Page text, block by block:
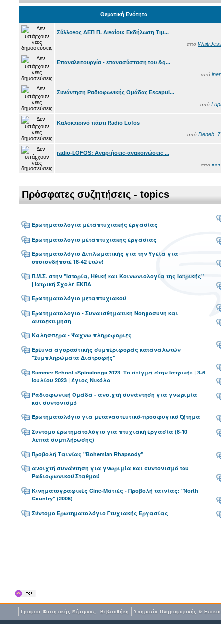
Θεματική Ενότητα
Σύλλογος ΔΕΠ Π. Αιγαίου: Εκδήλωση Τιμ...
από
Επαναλειτουργία - επανασύσταση του &q...
από
Συνάντηση Ραδιοφωνικής Ομάδας Escapul...
από
Καλοκαιρινό πάρτι Radio Lofos
από
radio-LOFOS: Αναρτήσεις-ανακοινώσεις ...
από
Πρόσφατες συζητήσεις - topics
Ερωτηματολογια μεταπτυχιακής εργασίας
Ερωτηματολογιο μεταπτυχιακης εργασιας
Ερωτηματολόγιο Διπλωματικής για την Υγεία για
οποιονδήποτε 18-42 ετών!
Π.Μ.Σ. στην "Ιστορία, Ηθική και Κοινωνιολογία της Ιατρικής"
| Ιατρική Σχολή ΕΚΠΑ
Ερωτηματολόγιο μεταπτυχιακού
Ερωτηματολογιο - Συναισθηματικη Νοημοσυνη και
αυτοεκτιμηση
Καλησπερα - Ψαχνω πληροφοριες
Έρευνα αγοραστικής συμπεριφοράς καταναλωτών
"Συμπληρώματα Διατροφής"
Summer School «Spinalonga 2023. Το στίγμα στην Ιατρική» | 3-6
Ιουλίου 2023 | Άγιος Νικόλα
Ραδιοφωνική Ομάδα - ανοιχτή συνάντηση για γνωριμία
και συντονισμό
Ερωτηματολόγιο για μεταναστευτικό-προσφυγικό ζήτημα
Σύντομο ερωτηματολόγιο για πτυχιακή εργασία (8-10
λεπτά συμπλήρωσης)
Προβολή Ταινίας "Bohemian Rhapsody"
ανοιχτή συνάντηση για γνωριμία και συντονισμό του
Ραδιοφωνικού Σταθμού
Κινηματογραφικές Cine-Ματιές - Προβολή ταινίας: "North
Country" (2005)
Σύντομο Ερωτηματολόγιο Πτυχιακής Εργασίας
Γραφείο Φοιτητικής Μέριμνας Βιβλιοθήκη Yπηρεσία Πληροφορικής &